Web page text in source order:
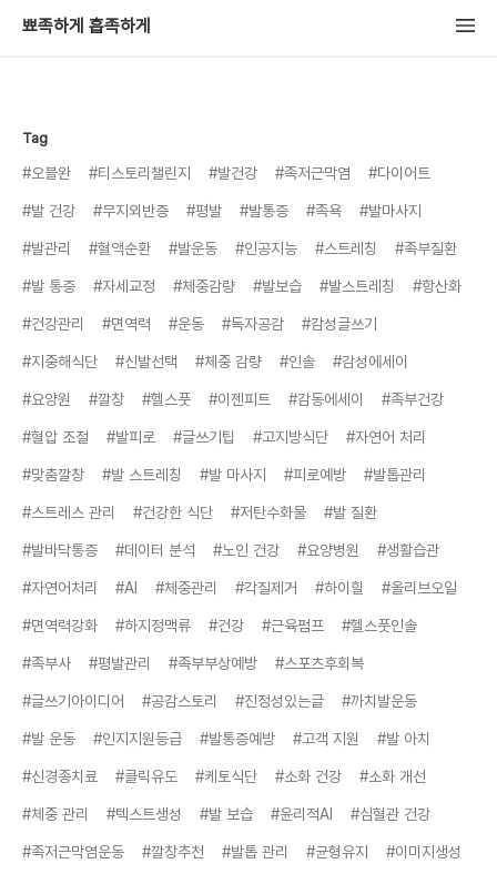
뾰족하게 흡족하게
Tag
#오블완 #티스토리챌린지 #발건강 #족저근막염 #다이어트
#발 건강 #무지외반증 #평발 #발통증 #족욕 #발마사지
#발관리 #혈액순환 #발운동 #인공지능 #스트레칭 #족부질환
#발 통증 #자세교정 #체중감량 #발보습 #발스트레칭 #항산화
#건강관리 #면역력 #운동 #독자공감 #감성글쓰기
#지중해식단 #신발선택 #체중 감량 #인솔 #감성에세이
#요양원 #깔창 #헬스풋 #이젠피트 #감동에세이 #족부건강
#혈압 조절 #발피로 #글쓰기팁 #고지방식단 #자연어 처리
#맞춤깔창 #발 스트레칭 #발 마사지 #피로예방 #발톱관리
#스트레스 관리 #건강한 식단 #저탄수화물 #발 질환
#발바닥통증 #데이터 분석 #노인 건강 #요양병원 #생활습관
#자연어처리 #AI #체중관리 #각질제거 #하이힐 #올리브오일
#면역력강화 #하지정맥류 #건강 #근육펌프 #헬스풋인솔
#족부사 #평발관리 #족부부상예방 #스포츠후회복
#글쓰기아이디어 #공감스토리 #진정성있는글 #까치발운동
#발 운동 #인지지원등급 #발통증예방 #고객 지원 #발 아치
#신경종치료 #클릭유도 #케토식단 #소화 건강 #소화 개선
#체중 관리 #텍스트생성 #발 보습 #윤리적AI #심혈관 건강
#족저근막염운동 #깔창추천 #발톱 관리 #균형유지 #이미지생성